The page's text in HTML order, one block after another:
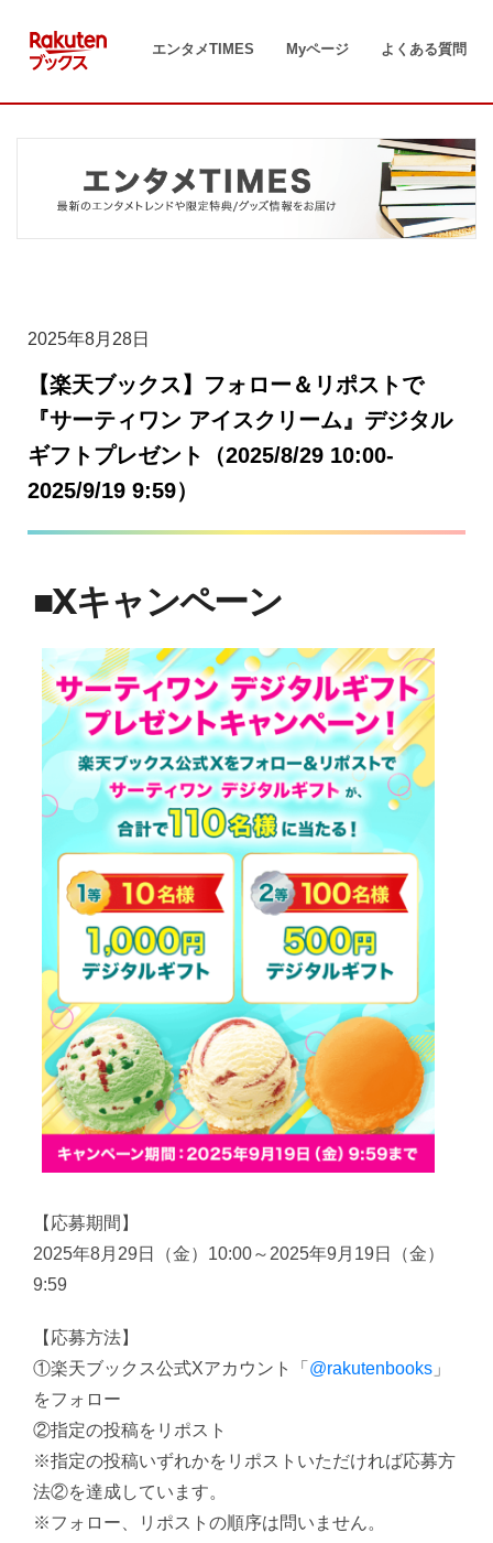
エンタメTIMES Myページ よくある質問
2025年8月28日
【楽天ブックス】フォロー＆リポストで
『サーティワン アイスクリーム』デジタル
ギフトプレゼント（2025/8/29 10:00-
2025/9/19 9:59）
■Xキャンペーン
【応募期間】
2025年8月29日（金）10:00～2025年9月19日（金）
9:59
【応募方法】
①楽天ブックス公式Xアカウント「 @rakutenbooks 」
をフォロー
②指定の投稿をリポスト
※指定の投稿いずれかをリポストいただければ応募方
法②を達成しています。
※フォロー、リポストの順序は問いません。